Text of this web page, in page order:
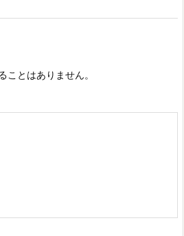
ことはありません。